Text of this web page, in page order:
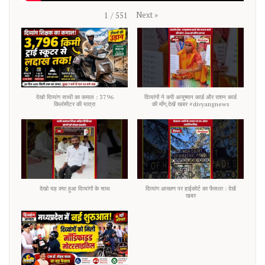
1 / 551 Next »
देखो दिव्यांग साथी का कमाल : 3796
किलोमीटर की यात्रा
दिव्यांगों ने करी आयुष्मान कार्ड और राशन कार्ड
की माँग,देखें खबर #divyangnews
देखो यह क्या हुआ दिव्यांगों के साथ
दिव्यांग आरक्षण पर हाईकोर्ट का फैसला : देखें
खबर